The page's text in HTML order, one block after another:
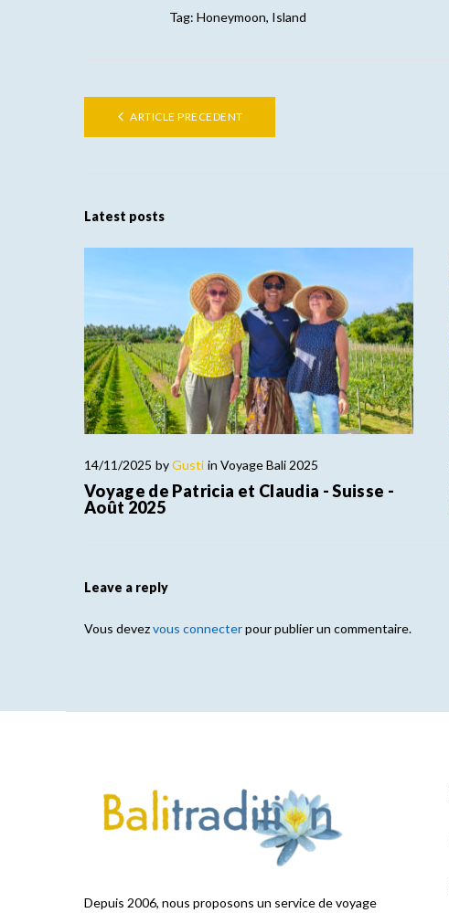
Tag: Honeymoon, Island
ARTICLE PRECEDENT
Latest posts
14/11/2025 byGusti in Voyage Bali 2025
Voyage de Patricia et Claudia - Suisse -
Août 2025
Leave a reply
Vous devezvous connecterpour publier un commentaire.
Depuis 2006, nous proposons un service de voyage